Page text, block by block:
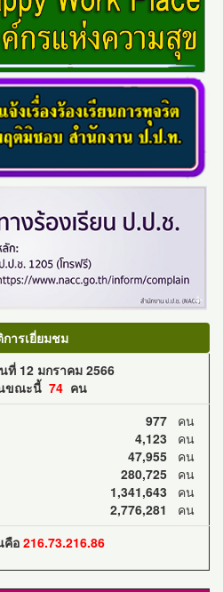
ารเยี่ยมชม
ที่ 12 มกราคม 2566
ขณะนี้ 74 คน
977 คน
4,123 คน
47,955 คน
280,725 คน
1,341,643 คน
2,776,281 คน
คือ 216.73.216.86